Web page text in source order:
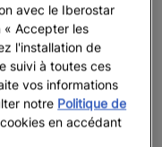
avec le Iberostar
« Accepter les
l'installation de
suivi à toutes ces
vos informations
notre Politique de
en accédant